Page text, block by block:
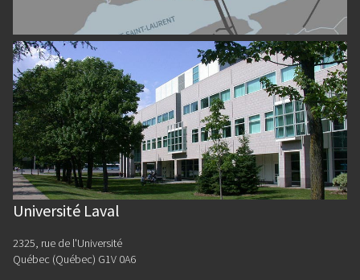
Université Laval
2325, rue de l'Université
Québec (Québec) G1V 0A6